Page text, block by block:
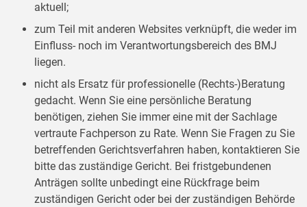
aktuell;
zum Teil mit anderen Websites verknüpft, die weder im
Einfluss- noch im Verantwortungsbereich des BMJ
liegen.
nicht als Ersatz für professionelle (Rechts-)Beratung
gedacht. Wenn Sie eine persönliche Beratung
benötigen, ziehen Sie immer eine mit der Sachlage
vertraute Fachperson zu Rate. Wenn Sie Fragen zu Sie
betreffenden Gerichtsverfahren haben, kontaktieren Sie
bitte das zuständige Gericht. Bei fristgebundenen
Anträgen sollte unbedingt eine Rückfrage beim
zuständigen Gericht oder bei der zuständigen Behörde